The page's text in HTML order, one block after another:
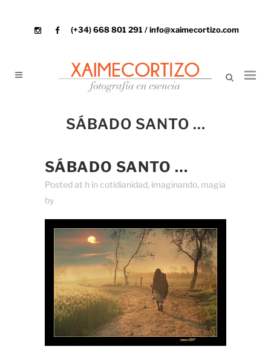
(+34) 668 801 291 / info@xaimecortizo.com
SÁBADO SANTO …
SÁBADO SANTO …
Posted at h in cotidianidad, imaginando, magia
by